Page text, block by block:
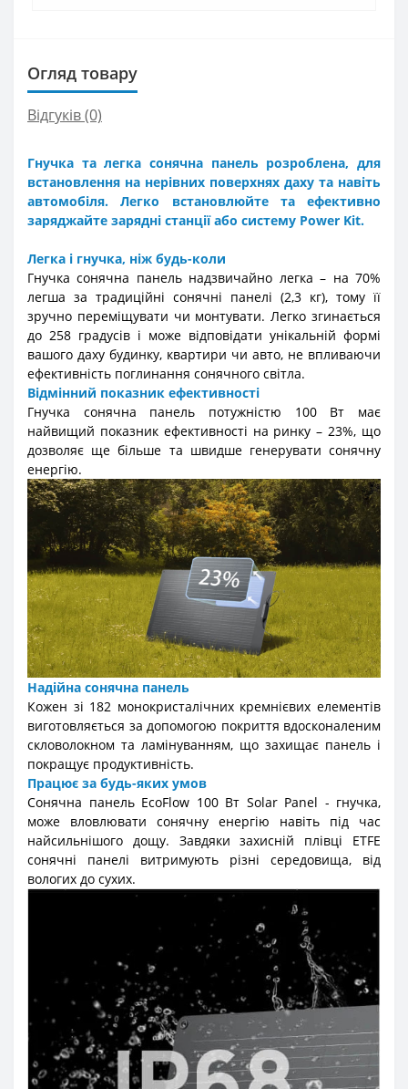
Огляд товару
Відгуків (0)
Гнучка та легка сонячна панель розроблена, для
встановлення на нерівних поверхнях даху та навіть
автомобіля. Легко встановлюйте та ефективно
заряджайте зарядні станції або систему Power Kit.
Легка і гнучка, ніж будь-коли
Гнучка сонячна панель надзвичайно легка – на 70%
легша за традиційні сонячні панелі (2,3 кг), тому її
зручно переміщувати чи монтувати. Легко згинається
до 258 градусів і може відповідати унікальній формі
вашого даху будинку, квартири чи авто, не впливаючи
ефективність поглинання сонячного світла.
Відмінний показник ефективності
Гнучка сонячна панель потужністю 100 Вт має
найвищий показник ефективності на ринку – 23%, що
дозволяє ще більше та швидше генерувати сонячну
енергію.
Надійна сонячна панель
Кожен зі 182 монокристалічних кремнієвих елементів
виготовляється за допомогою покриття вдосконаленим
скловолокном та ламінуванням, що захищає панель і
покращує продуктивність.
Працює за будь-яких умов
Сонячна панель EcoFlow 100 Вт Solar Panel - гнучка,
може вловлювати сонячну енергію навіть під час
найсильнішого дощу. Завдяки захисній плівці ETFE
сонячні панелі витримують різні середовища, від
вологих до сухих.